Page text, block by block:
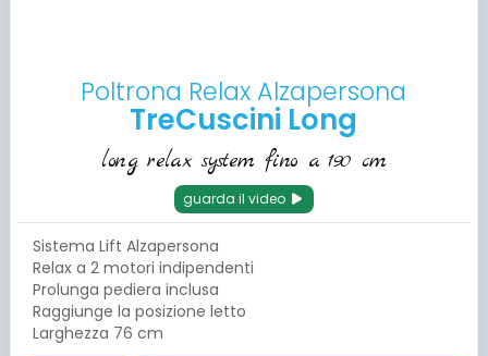
Poltrona Relax Alzapersona
TreCuscini Long
long relax system fino a 190 cm
guarda il video
Sistema Lift Alzapersona
Relax a 2 motori indipendenti
Prolunga pediera inclusa
Raggiunge la posizione letto
Larghezza 76 cm